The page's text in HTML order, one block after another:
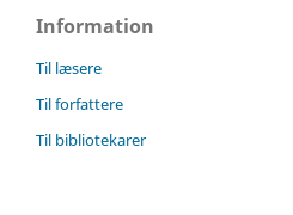
Information
Til læsere
Til forfattere
Til bibliotekarer